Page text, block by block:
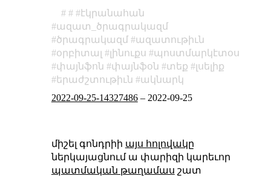
էկրանահան
ազատ_ծրագրակազմ
ծրագրակազմ
ազատութիւն
օրբիտալ
լինուքս
պոստմարկէտօս
փայնֆոն
փայնֆօն տեք
լսելիք
երաժշտութիւն
ակնարկ
2022-09-25-14327486– 2022-09-25
միշել գոնդրիի այս հոլովակը
ներկայացնում ա փարիզի կարեւոր
պատմական թաղամաս շատ